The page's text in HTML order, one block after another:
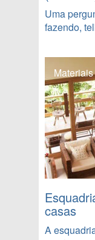
Uma
fazendo,
casas
A